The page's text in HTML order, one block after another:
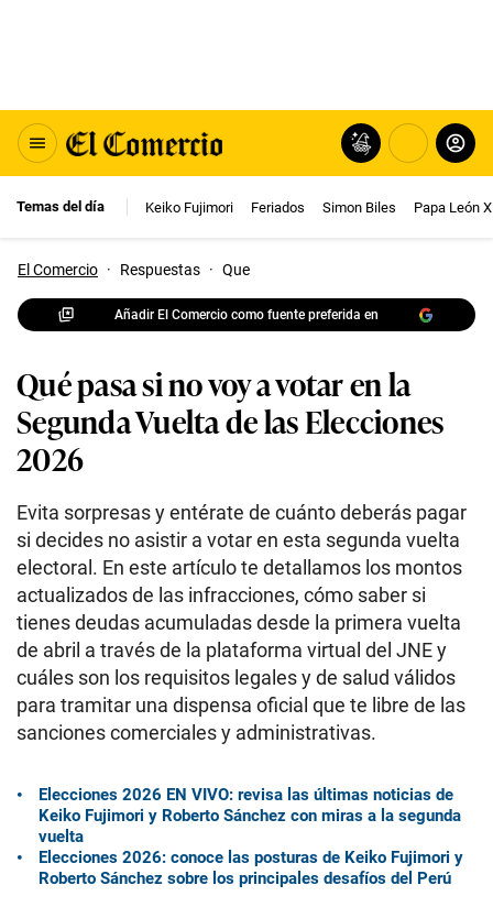
Temas del día Keiko Fujimori Feriados Simon Biles Papa León
El Comercio · Respuestas · Que
Añadir El Comercio como fuente preferida en
Qué pasa si no voy a votar en la
Segunda Vuelta de las Elecciones
2026
Evita sorpresas y entérate de cuánto deberás pagar
si decides no asistir a votar en esta segunda vuelta
electoral. En este artículo te detallamos los montos
actualizados de las infracciones, cómo saber si
tienes deudas acumuladas desde la primera vuelta
de abril a través de la plataforma virtual del JNE y
cuáles son los requisitos legales y de salud válidos
para tramitar una dispensa oficial que te libre de las
sanciones comerciales y administrativas.
Elecciones 2026 EN VIVO: revisa las últimas noticias de
Keiko Fujimori y Roberto Sánchez con miras a la segunda
vuelta
Elecciones 2026: conoce las posturas de Keiko Fujimori y
Roberto Sánchez sobre los principales desafíos del Perú